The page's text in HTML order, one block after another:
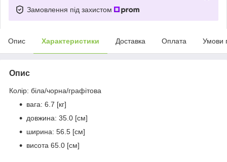
Замовлення під захистом
Опис Характеристики Доставка Оплата Умови
Опис
Колір: біла/чорна/графітова
вага: 6.7 [кг]
довжина: 35.0 [см]
ширина: 56.5 [см]
висота 65.0 [см]